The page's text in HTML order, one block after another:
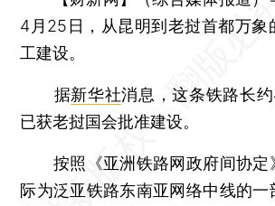
4月25日，从昆明到老挝首都万象
工建设。
据新华社消息，这条铁路长
已获老挝国会批准建设。
按照《亚洲铁路网政府间协定
际为泛亚铁路东南亚网络中线的一